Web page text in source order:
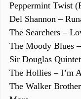
Peppermint Twist
Del Shannon –
The Searchers –
The Moody Blues
Sir Douglas
The Hollies – I’m
The Walker